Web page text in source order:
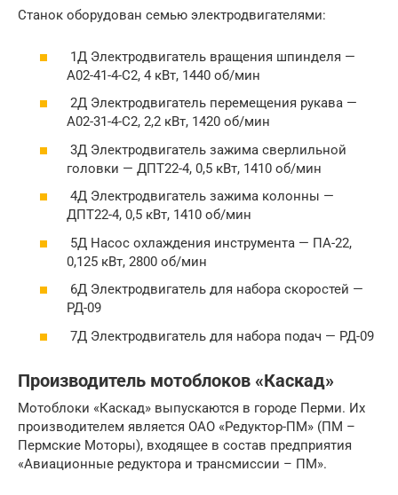
Станок оборудован семью электродвигателями:
1Д Электродвигатель вращения шпинделя —
А02-41-4-С2, 4 кВт, 1440 об/мин
2Д Электродвигатель перемещения рукава —
А02-31-4-С2, 2,2 кВт, 1420 об/мин
3Д Электродвигатель зажима сверлильной
головки — ДПТ22-4, 0,5 кВт, 1410 об/мин
4Д Электродвигатель зажима колонны —
ДПТ22-4, 0,5 кВт, 1410 об/мин
5Д Насос охлаждения инструмента — ПА-22,
0,125 кВт, 2800 об/мин
6Д Электродвигатель для набора скоростей —
РД-09
7Д Электродвигатель для набора подач — РД-09
Производитель мотоблоков «Каскад»
Мотоблоки «Каскад» выпускаются в городе Перми. Их
производителем является ОАО «Редуктор-ПМ» (ПМ –
Пермские Моторы), входящее в состав предприятия
«Авиационные редуктора и трансмиссии – ПМ».